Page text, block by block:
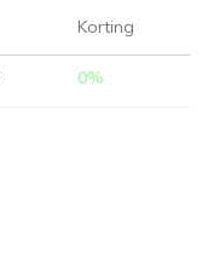
Korting
0%